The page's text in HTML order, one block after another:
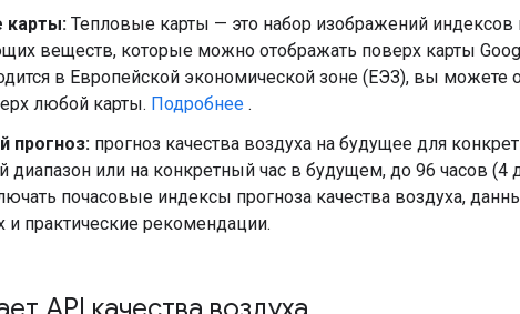
карты: Тепловые карты — это набор изображений индексов
веществ, которые можно отображать поверх карты
в Европейской экономической зоне (ЕЭЗ), вы можете
любой карты. Подробнее .
прогноз: прогноз качества воздуха на будущее для
диапазон или на конкретный час в будущем, до 96 часов (4
почасовые индексы прогноза качества воздуха,
и практические рекомендации.